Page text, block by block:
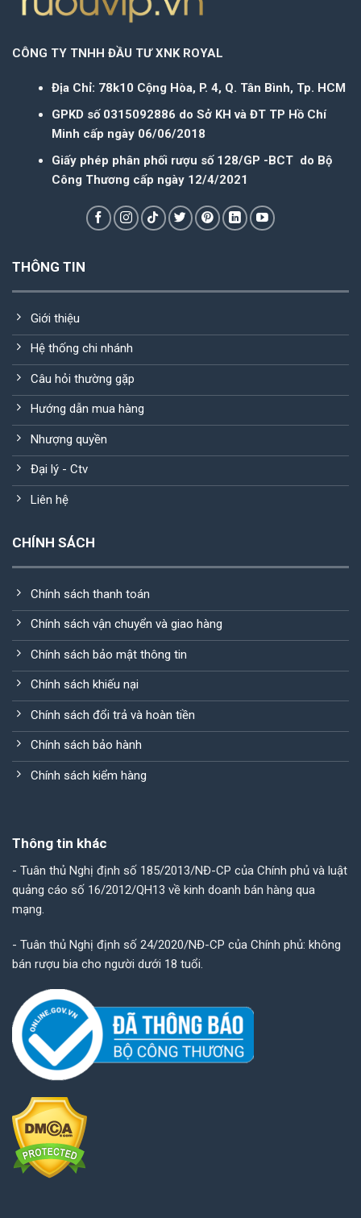
CÔNG TY TNHH ĐẦU TƯ XNK ROYAL
Địa Chỉ: 78k10 Cộng Hòa, P. 4, Q. Tân Bình, Tp. HCM
GPKD số 0315092886 do Sở KH và ĐT TP Hồ Chí
Minh cấp ngày 06/06/2018
Giấy phép phân phối rượu số 128/GP -BCT do Bộ
Công Thương cấp ngày 12/4/2021
THÔNG TIN
Giới thiệu
Hệ thống chi nhánh
Câu hỏi thường gặp
Hướng dẫn mua hàng
Nhượng quyền
Đại lý - Ctv
Liên hệ
CHÍNH SÁCH
Chính sách thanh toán
Chính sách vận chuyển và giao hàng
Chính sách bảo mật thông tin
Chính sách khiếu nại
Chính sách đổi trả và hoàn tiền
Chính sách bảo hành
Chính sách kiểm hàng
Thông tin khác
- Tuân thủ Nghị định số 185/2013/NĐ-CP của Chính phủ và luật
quảng cáo số 16/2012/QH13 về kinh doanh bán hàng qua
mạng.
- Tuân thủ Nghị định số 24/2020/NĐ-CP của Chính phủ: không
bán rượu bia cho người dưới 18 tuổi.